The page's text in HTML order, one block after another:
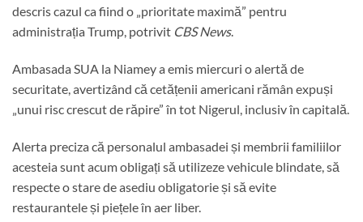
descris cazul ca fiind o „prioritate maximă” pentru
administrația Trump, potrivit CBS News.
Ambasada SUA la Niamey a emis miercuri o alertă de
securitate, avertizând că cetățenii americani rămân expuși
„unui risc crescut de răpire” în tot Nigerul, inclusiv în capitală.
Alerta preciza că personalul ambasadei și membrii familiilor
acesteia sunt acum obligați să utilizeze vehicule blindate, să
respecte o stare de asediu obligatorie și să evite
restaurantele și piețele în aer liber.